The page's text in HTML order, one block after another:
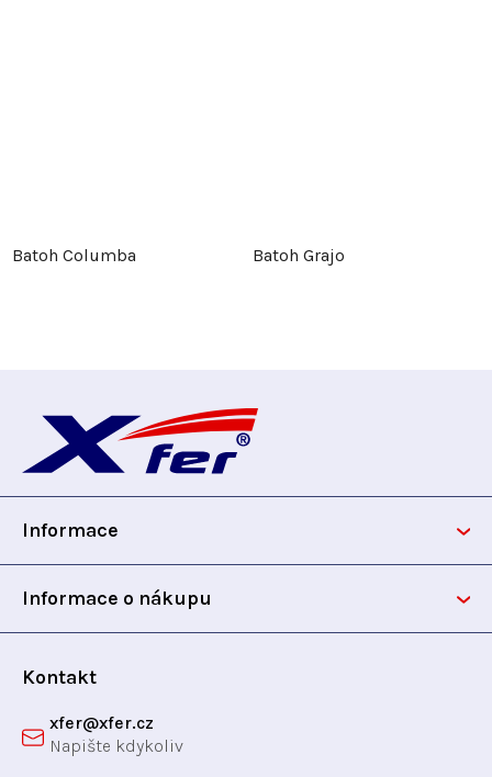
Batoh Columba Batoh Grajo
p
Informace
Informace o nákupu
Kontakt
xfer@xfer.cz